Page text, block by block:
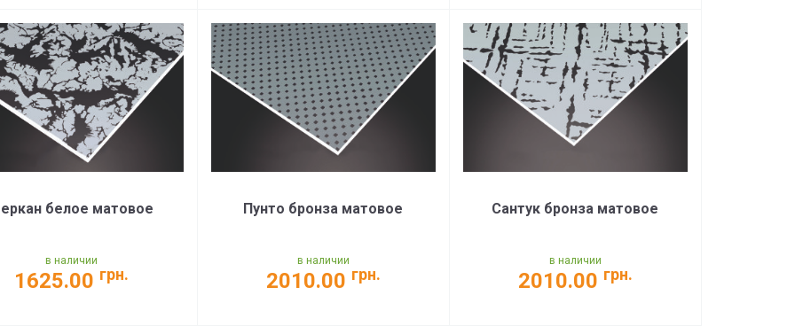
белое матовое
в наличии
1625.00 грн.
Пунто бронза матовое
в наличии
2010.00 грн.
Сантук бронза матовое
в наличии
2010.00 грн.